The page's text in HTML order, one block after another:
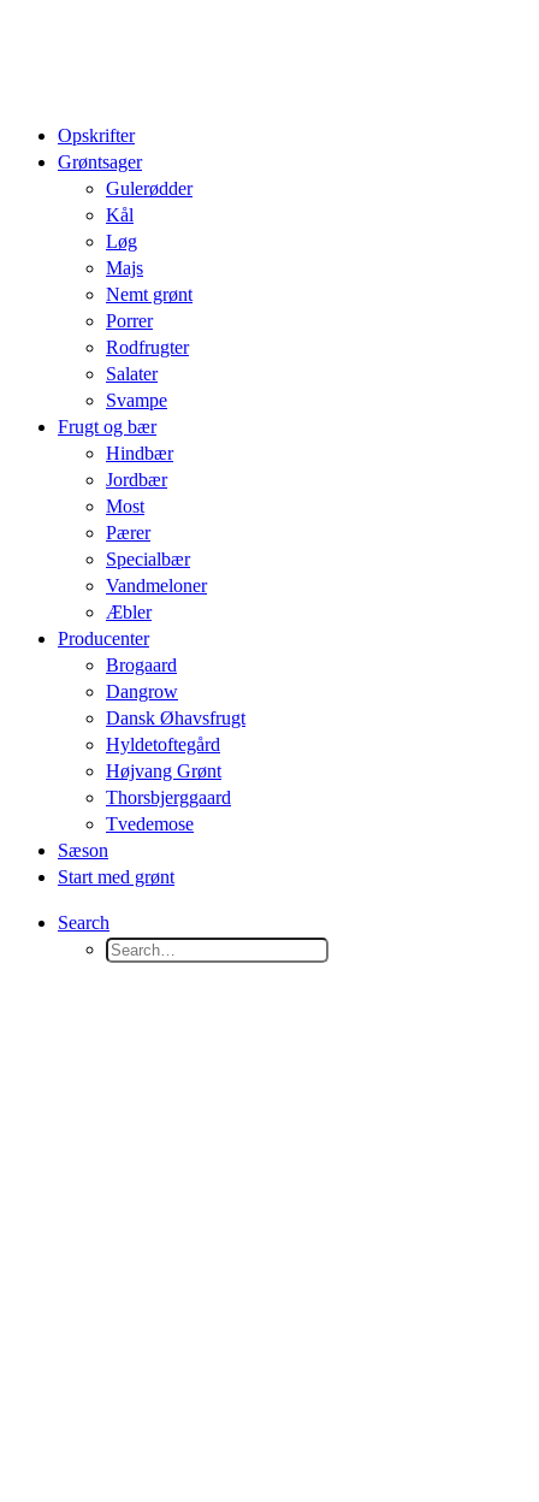
Opskrifter
Grøntsager
Gulerødder
Kål
Løg
Majs
Nemt grønt
Porrer
Rodfrugter
Salater
Svampe
Frugt og bær
Hindbær
Jordbær
Most
Pærer
Specialbær
Vandmeloner
Æbler
Producenter
Brogaard
Dangrow
Dansk Øhavsfrugt
Hyldetoftegård
Højvang Grønt
Thorsbjerggaard
Tvedemose
Sæson
Start med grønt
Search